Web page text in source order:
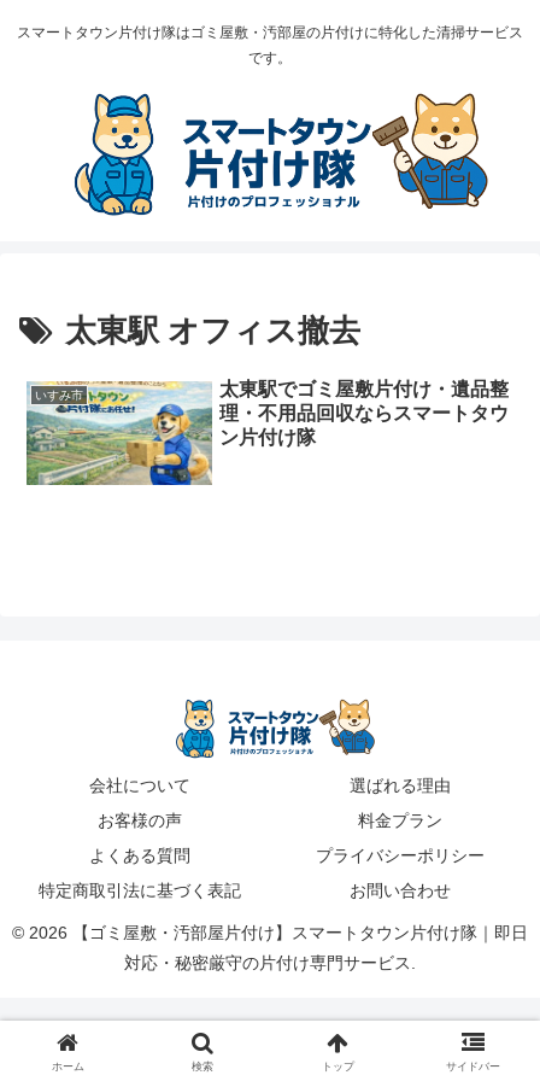
スマートタウン片付け隊はゴミ屋敷・汚部屋の片付けに特化した清掃サービス
です。
太東駅 オフィス撤去
いすみ市
太東駅でゴミ屋敷片付け・遺品整
理・不用品回収ならスマートタウ
ン片付け隊
会社について
選ばれる理由
お客様の声
料金プラン
よくある質問
プライバシーポリシー
特定商取引法に基づく表記
お問い合わせ
© 2026 【ゴミ屋敷・汚部屋片付け】スマートタウン片付け隊｜即日
対応・秘密厳守の片付け専門サービス.
ホーム 検索 トップ サイドバー